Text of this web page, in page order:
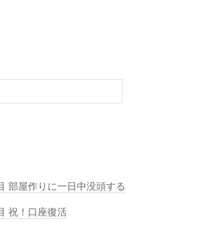
部屋作りに一日中没頭する
祝！口座復活